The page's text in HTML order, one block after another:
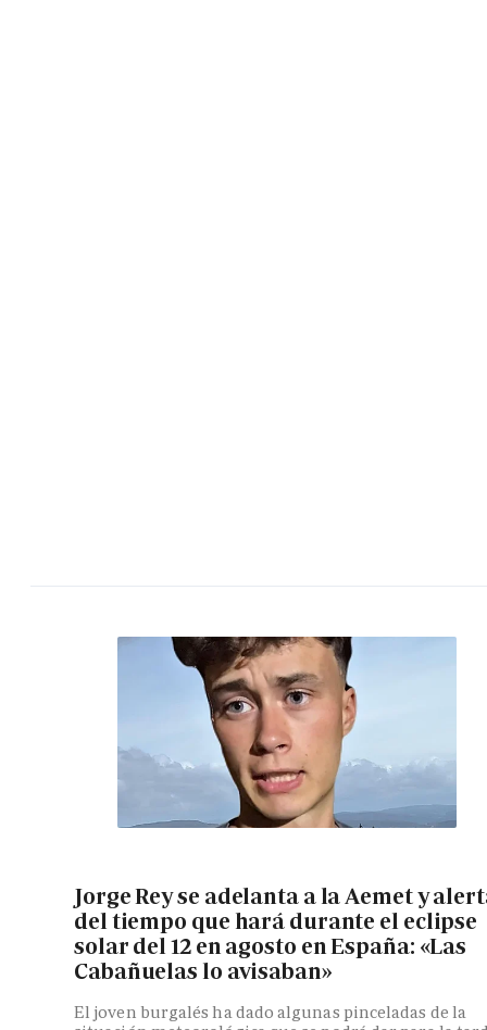
Jorge Rey se adelanta a la Aemet y
del tiempo que hará durante el eclipse
solar del 12 en agosto en España: «Las
Cabañuelas lo avisaban»
El joven burgalés ha dado algunas pinceladas de la